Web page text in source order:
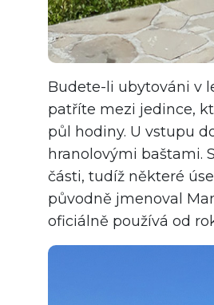
Budete-li ubytováni v
patříte mezi jedince,
půl hodiny. U vstupu
hranolovými baštami.
části, tudíž některé
původně jmenoval
oficiálně používá od